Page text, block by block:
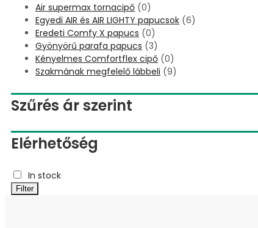
Air supermax tornacipő (0)
Egyedi AIR és AIR LIGHTY papucsok (6)
Eredeti Comfy X papucs (0)
Gyönyörű parafa papucs (3)
Kényelmes Comfortflex cipő (0)
Szakmának megfelelő lábbeli (9)
Szűrés ár szerint
Elérhetőség
In stock
Filter